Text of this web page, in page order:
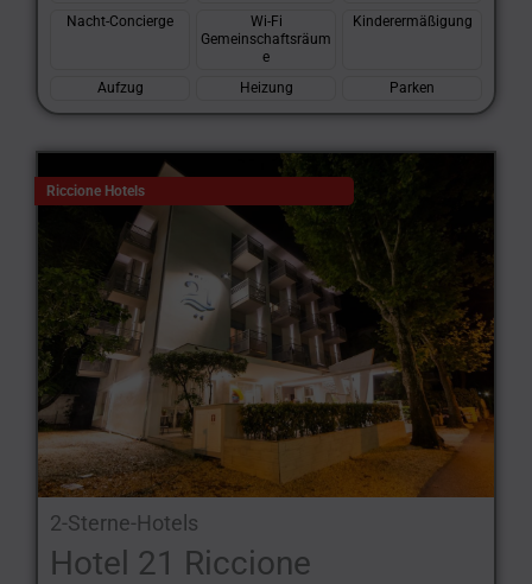
Nacht-Concierge
Wi-Fi
Gemeinschaftsräum
e
Kinderermäßigung
Aufzug Heizung Parken
Riccione Hotels
2-Sterne-Hotels
Hotel 21 Riccione